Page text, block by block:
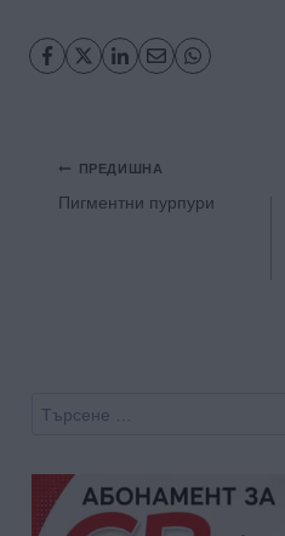
Навигация
ПРЕДИШНА
Пигментни пурпури
Търсене